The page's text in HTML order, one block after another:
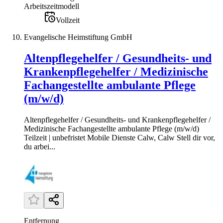
Arbeitszeitmodell
Vollzeit
Evangelische Heimstiftung GmbH
Altenpflegehelfer / Gesundheits- und
Krankenpflegehelfer / Medizinische
Fachangestellte ambulante Pflege
(m/w/d)
Altenpflegehelfer / Gesundheits- und Krankenpflegehelfer /
Medizinische Fachangestellte ambulante Pflege (m/w/d)
Teilzeit | unbefristet Mobile Dienste Calw, Calw Stell dir vor,
du arbei...
Entfernung